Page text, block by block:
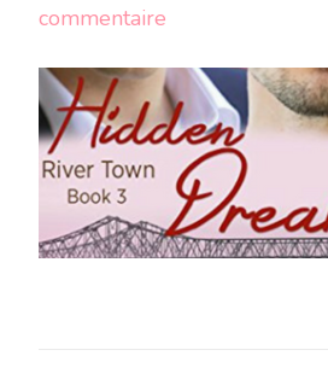
commentaire
de
image
mise
en
avant
318